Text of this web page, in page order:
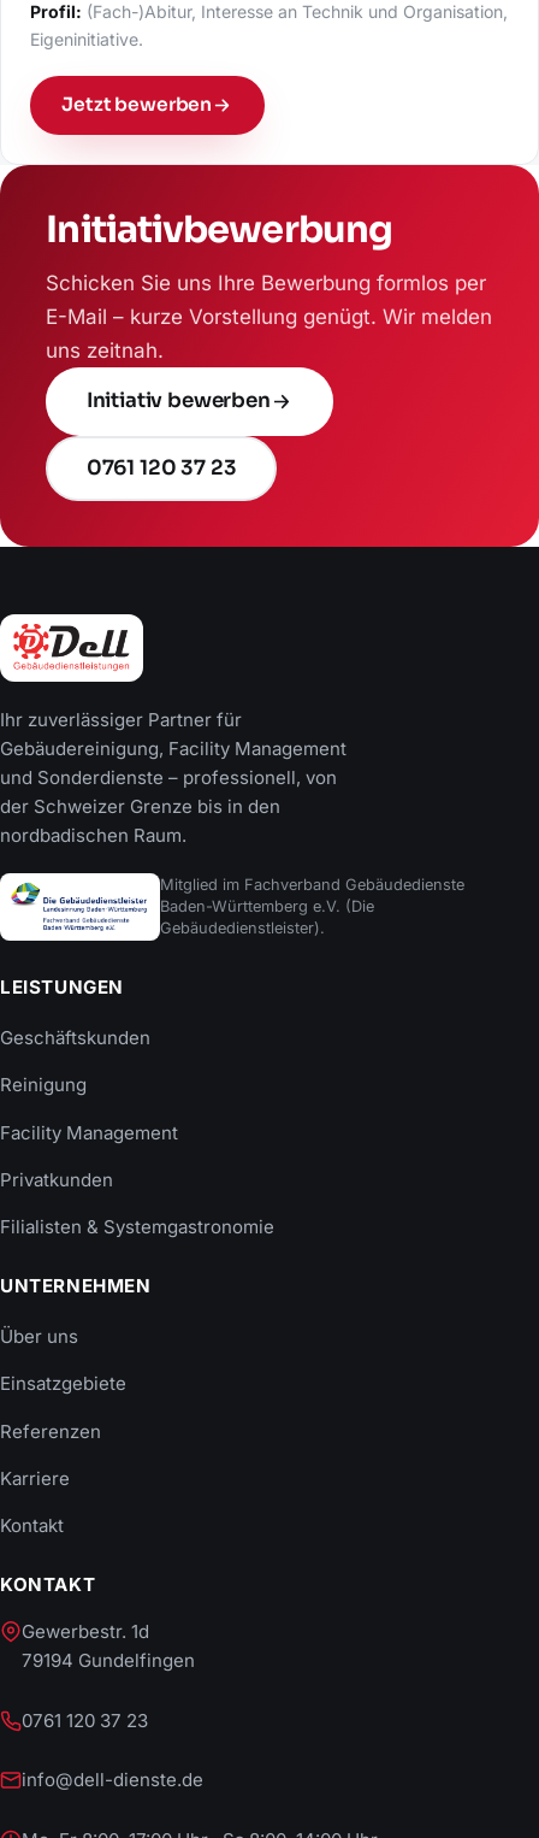
Profil: (Fach-)Abitur, Interesse an Technik und Organisation,
Eigeninitiative.
Jetzt bewerben
Initiativbewerbung
Schicken Sie uns Ihre Bewerbung formlos per
E-Mail – kurze Vorstellung genügt. Wir melden
uns zeitnah.
Initiativ bewerben
0761 120 37 23
Ihr zuverlässiger Partner für
Gebäudereinigung, Facility Management
und Sonderdienste – professionell, von
der Schweizer Grenze bis in den
nordbadischen Raum.
Mitglied im Fachverband Gebäudedienste
Baden-Württemberg e.V. (Die
Gebäudedienstleister).
LEISTUNGEN
Geschäftskunden
Reinigung
Facility Management
Privatkunden
Filialisten & Systemgastronomie
UNTERNEHMEN
Über uns
Einsatzgebiete
Referenzen
Karriere
Kontakt
KONTAKT
Gewerbestr. 1d
79194 Gundelfingen
0761 120 37 23
info@dell-dienste.de